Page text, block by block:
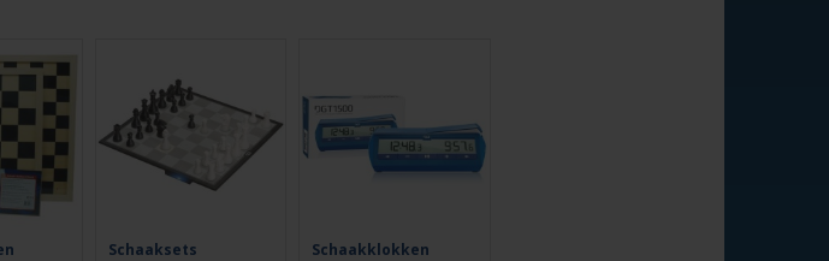
Schaaksets Schaakklokken